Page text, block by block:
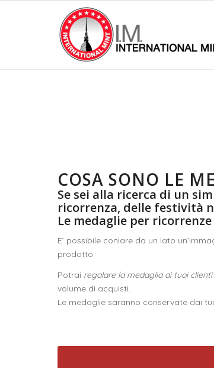
COSA SONO LE
Se sei alla ricerca di un
ricorrenza, delle festività
Le medaglie per
E’ possibile coniare da un lato
prodotto.
Potrai regalare la medaglia ai tuoi clienti
volume di acquisti.
Le medaglie saranno conservate dai